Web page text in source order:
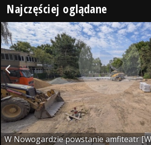
Najczęściej oglądane
W Nowogardzie powstanie amfiteatr